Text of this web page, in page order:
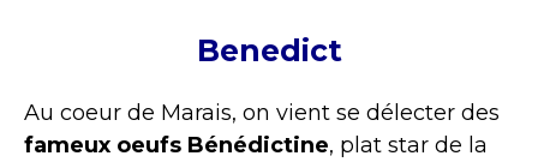
Benedict
Au coeur de Marais, on vient se délecter des
fameux oeufs Bénédictine, plat star de la